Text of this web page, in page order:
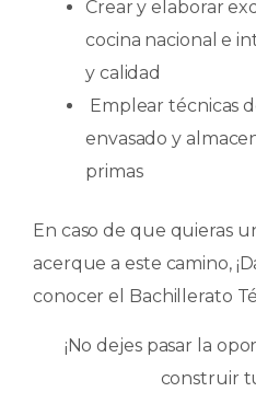
Crear y elaborar
cocina nacional e
y calidad
Emplear técnicas
envasado y
primas
En caso de que quieras
acerque a este camino,
conocer el Bachillerato
¡No dejes pasar la
construir